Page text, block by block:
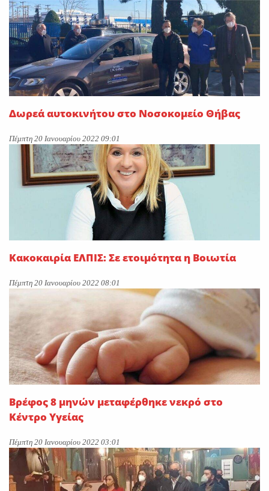
Δωρεά αυτοκινήτου στο Νοσοκομείο Θήβας
Πέμπτη 20 Ιανουαρίου 2022 09:01
Κακοκαιρία ΕΛΠΙΣ: Σε ετοιμότητα η Βοιωτία
Πέμπτη 20 Ιανουαρίου 2022 08:01
Βρέφος 8 μηνών μεταφέρθηκε νεκρό στο
Κέντρο Υγείας
Πέμπτη 20 Ιανουαρίου 2022 03:01